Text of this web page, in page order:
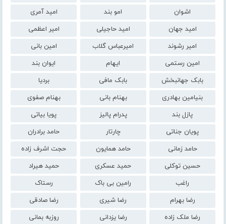
اشوان
امو بند
امید آمری
امید جهان
امید حاجیلی
امیر اعظمی
امیر رشوند
امیرعباس گلاب
امین بانی
امین رستمی
ایهام
ایوان بند
بابک جهانبخش
بابک مافی
بردیا
بنیامین بهادری
بهنام بانی
بهنام صفوی
پازل بند
پدرام پالیز
پویا بیاتی
پویان جناتی
چارتار
حامد برادران
حامد زمانی
حامد همایون
حجت اشرف زاده
حسین توکلی
حمید عسکری
حمید هیراد
راغب
رامین بی باک
رستاک
رضا بهرام
رضا شیری
رضا صادقی
رضا ملک زاده
رضا یزدانی
روزبه بمانی